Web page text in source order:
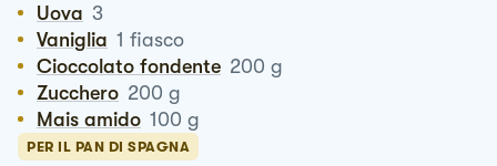
Uova 3
Vaniglia 1 fiasco
Cioccolato fondente 200 g
Zucchero 200 g
Mais amido 100 g
PER IL PAN DI SPAGNA